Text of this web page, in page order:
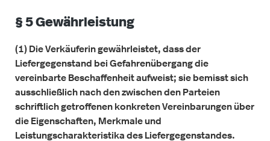
§ 5 Gewährleistung
(1) Die Verkäuferin gewährleistet, dass der
Liefergegenstand bei Gefahrenübergang die
vereinbarte Beschaffenheit aufweist; sie bemisst sich
ausschließlich nach den zwischen den Parteien
schriftlich getroffenen konkreten Vereinbarungen über
die Eigenschaften, Merkmale und
Leistungscharakteristika des Liefergegenstandes.